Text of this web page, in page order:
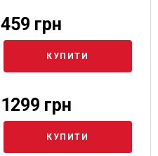
459 грн
КУПИТИ
1299 грн
КУПИТИ